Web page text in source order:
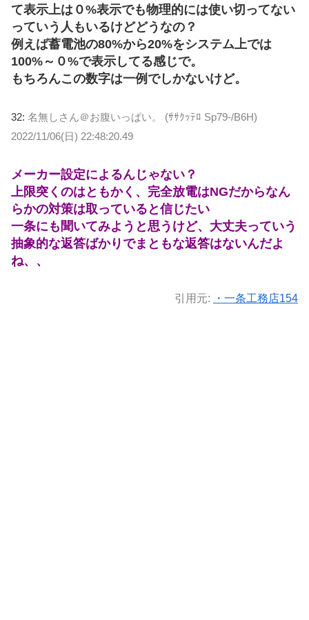
て表示上は０%表示でも物理的には使い切ってない
っていう人もいるけどどうなの？
例えば蓄電池の80%から20%をシステム上では
100%～０%で表示してる感じで。
もちろんこの数字は一例でしかないけど。
32: 名無しさん＠お腹いっぱい。 (ｻｻｸｯﾃﾛ Sp79-/B6H)
2022/11/06(日) 22:48:20.49
メーカー設定によるんじゃない？
上限突くのはともかく、完全放電はNGだからなん
らかの対策は取っていると信じたい
一条にも聞いてみようと思うけど、大丈夫っていう
抽象的な返答ばかりでまともな返答はないんだよ
ね、、
引用元: ・一条工務店154